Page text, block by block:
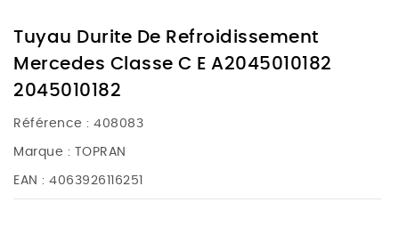
Tuyau Durite De Refroidissement
Mercedes Classe C E A2045010182
2045010182
Référence : 408083
Marque : TOPRAN
EAN : 4063926116251